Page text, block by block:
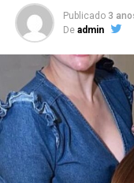
Publicado 3
De admin